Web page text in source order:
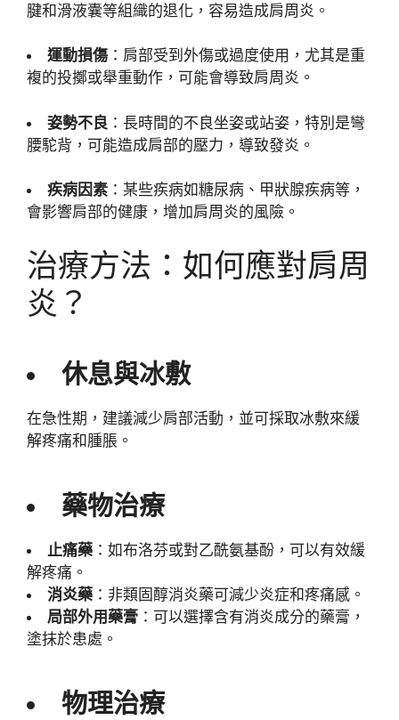
腱和滑液囊等組織的退化，容易造成肩周炎。
運動損傷 ：肩部受到外傷或過度使用，尤其是重
複的投擲或舉重動作，可能會導致肩周炎。
姿勢不良 ：長時間的不良坐姿或站姿，特別是彎
腰駝背，可能造成肩部的壓力，導致發炎。
疾病因素 ：某些疾病如糖尿病、甲狀腺疾病等，
會影響肩部的健康，增加肩周炎的風險。
治療方法：如何應對肩周
炎？
休息與冰敷
在急性期，建議減少肩部活動，並可採取冰敷來緩
解疼痛和腫脹。
藥物治療
止痛藥 ：如布洛芬或對乙酰氨基酚，可以有效緩
解疼痛。
消炎藥 ：非類固醇消炎藥可減少炎症和疼痛感。
局部外用藥膏 ：可以選擇含有消炎成分的藥膏，
塗抹於患處。
物理治療